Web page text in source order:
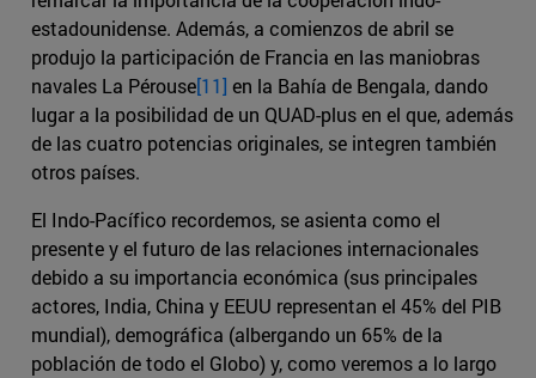
estadounidense. Además, a comienzos de abril se
produjo la participación de Francia en las maniobras
navales La Pérouse[11] en la Bahía de Bengala, dando
lugar a la posibilidad de un QUAD-plus en el que, además
de las cuatro potencias originales, se integren también
otros países.
El Indo-Pacífico recordemos, se asienta como el
presente y el futuro de las relaciones internacionales
debido a su importancia económica (sus principales
actores, India, China y EEUU representan el 45% del PIB
mundial), demográfica (albergando un 65% de la
población de todo el Globo) y, como veremos a lo largo